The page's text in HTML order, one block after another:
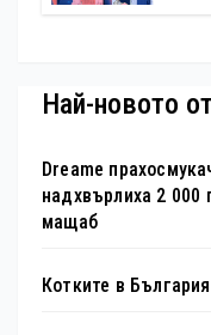
Най-новото
Dreame
надхвърлиха 2 000
мащаб
Котките в